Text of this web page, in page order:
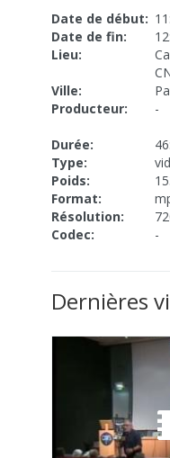
Date de début:
Date de fin:
Lieu:
Ville:
Producteur:
-
Durée:
Type:
Poids:
Format:
Résolution:
Codec:
-
Dernières